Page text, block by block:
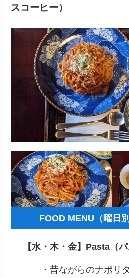
スコーヒー）
FOOD MENU（曜日
【水・木・金】Pasta（パ
・昔ながらのナポリ